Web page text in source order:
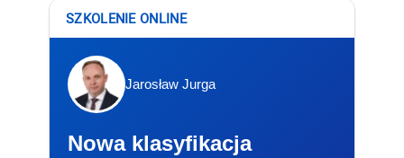
SZKOLENIE ONLINE
Jarosław Jurga
Nowa klasyfikacja